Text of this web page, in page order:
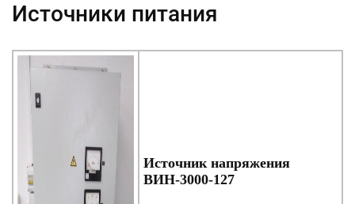
Источники питания
Источник напряжения
ВИН-3000-127